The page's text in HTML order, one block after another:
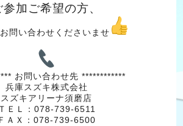
参加ご希望の方、
問い合わせくださいませ
お問い合わせ先 ************
兵庫スズキ株式会社
スズキアリーナ須磨店
ＴＥＬ：078-739-6511
ＦＡＸ：078-739-6500